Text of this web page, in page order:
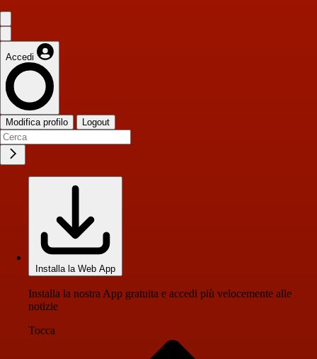
Accedi
Modifica profilo Logout
Installa la Web App
Installa la nostra App gratuita e accedi più velocemente alle
notizie
Tocca